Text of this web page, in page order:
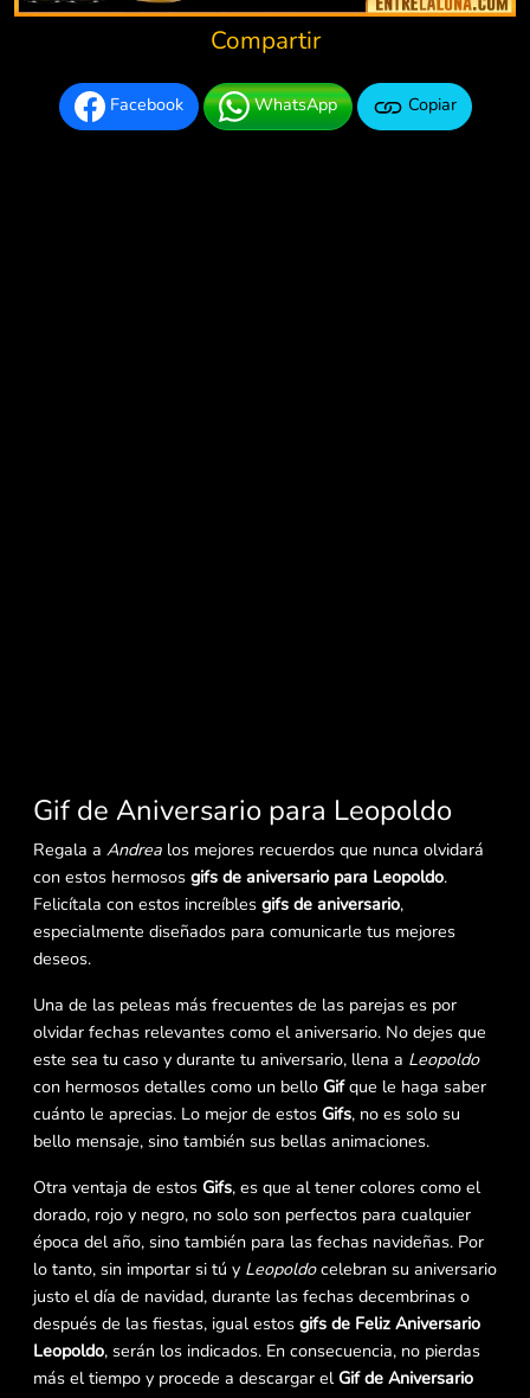
Compartir
Facebook WhatsApp Copiar
Gif de Aniversario para Leopoldo
Regala a Andrea los mejores recuerdos que nunca olvidará
con estos hermosos gifs de aniversario para Leopoldo.
Felicítala con estos increíbles gifs de aniversario,
especialmente diseñados para comunicarle tus mejores
deseos.
Una de las peleas más frecuentes de las parejas es por
olvidar fechas relevantes como el aniversario. No dejes que
este sea tu caso y durante tu aniversario, llena a Leopoldo
con hermosos detalles como un bello Gifque le haga saber
cuánto le aprecias. Lo mejor de estos Gifs, no es solo su
bello mensaje, sino también sus bellas animaciones.
Otra ventaja de estos Gifs, es que al tener colores como el
dorado, rojo y negro, no solo son perfectos para cualquier
época del año, sino también para las fechas navideñas. Por
lo tanto, sin importar si tú y Leopoldocelebran su aniversario
justo el día de navidad, durante las fechas decembrinas o
después de las fiestas, igual estos gifs de Feliz Aniversario
Leopoldo, serán los indicados. En consecuencia, no pierdas
más el tiempo y procede a descargar elGif de Aniversario